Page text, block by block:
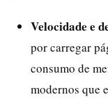
Velocidade e
por carregar
consumo de
modernos que